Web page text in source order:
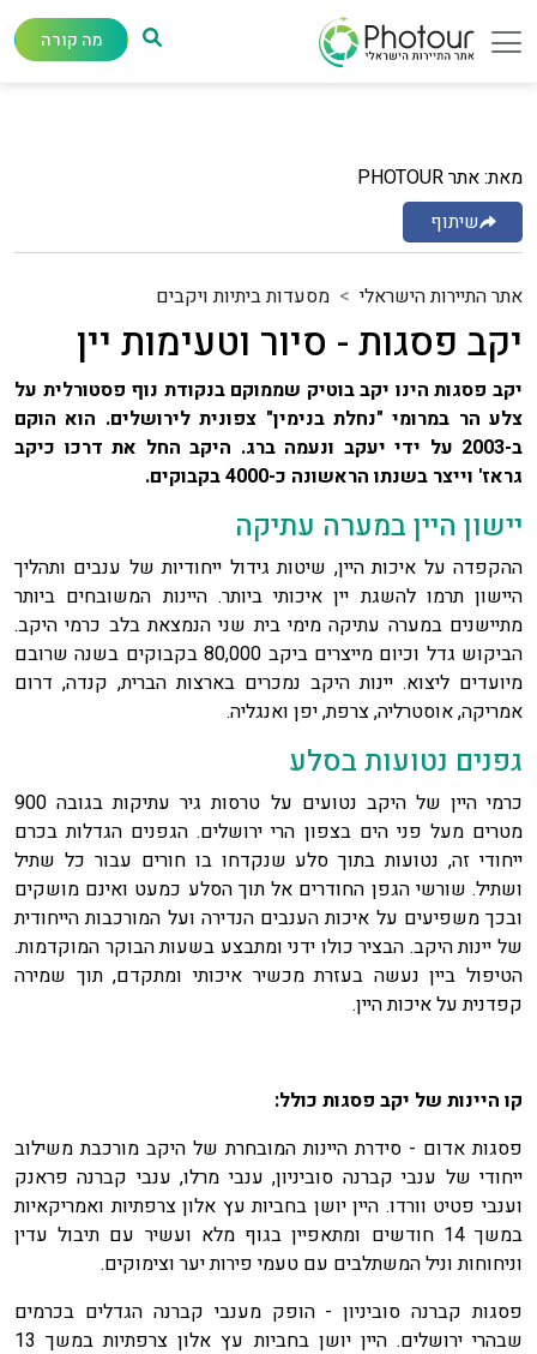
מה קורה
מאת: אתר PHOTOUR
שיתוף
אתר התיירות הישראלי מסעדות ביתיות ויקבים
יקב פסגות - סיור וטעימות יין
יקב פסגות הינו יקב בוטיק שממוקם בנקודת נוף פסטורלית על
צלע הר במרומי "נחלת בנימין" צפונית לירושלים. הוא הוקם
ב-2003 על ידי יעקב ונעמה ברג. היקב החל את דרכו כיקב
גראז' וייצר בשנתו הראשונה כ-4000 בקבוקים.
יישון היין במערה עתיקה
ההקפדה על איכות היין, שיטות גידול ייחודיות של ענבים ותהליך
היישון תרמו להשגת יין איכותי ביותר. היינות המשובחים ביותר
מתיישנים במערה עתיקה מימי בית שני הנמצאת בלב כרמי היקב.
הביקוש גדל וכיום מייצרים ביקב 80,000 בקבוקים בשנה שרובם
מיועדים ליצוא. יינות היקב נמכרים בארצות הברית, קנדה, דרום
אמריקה, אוסטרליה, צרפת, יפן ואנגליה.
גפנים נטועות בסלע
כרמי היין של היקב נטועים על טרסות גיר עתיקות בגובה 900
מטרים מעל פני הים בצפון הרי ירושלים. הגפנים הגדלות בכרם
ייחודי זה, נטועות בתוך סלע שנקדחו בו חורים עבור כל שתיל
ושתיל. שורשי הגפן החודרים אל תוך הסלע כמעט ואינם מושקים
ובכך משפיעים על איכות הענבים הנדירה ועל המורכבות הייחודית
של יינות היקב. הבציר כולו ידני ומתבצע בשעות הבוקר המוקדמות.
הטיפול ביין נעשה בעזרת מכשיר איכותי ומתקדם, תוך שמירה
קפדנית על איכות היין.
קו היינות של יקב פסגות כולל:
פסגות אדום - סידרת היינות המובחרת של היקב מורכבת משילוב
ייחודי של ענבי קברנה סוביניון, ענבי מרלו, ענבי קברנה פראנק
וענבי פטיט וורדו. היין יושן בחביות עץ אלון צרפתיות ואמריקאיות
במשך 14 חודשים ומתאפיין בגוף מלא ועשיר עם תיבול עדין
וניחוחות וניל המשתלבים עם טעמי פירות יער וצימוקים.
פסגות קברנה סוביניון - הופק מענבי קברנה הגדלים בכרמים
שבהרי ירושלים. היין יושן בחביות עץ אלון צרפתיות במשך 13